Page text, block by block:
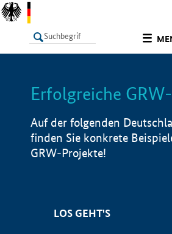
LISTE
Erfolgreiche
Auf der folgenden
finden Sie konkrete
GRW-Projekte!
LOS GEHT'S